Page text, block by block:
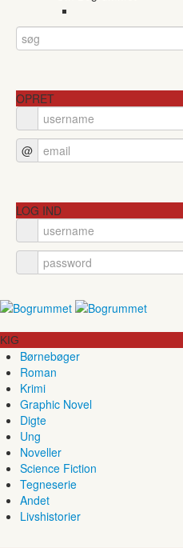
OPRET
@
LOG IND
KIG
Børnebøger
Roman
Krimi
Graphic Novel
Digte
Ung
Noveller
Science Fiction
Tegneserie
Andet
Livshistorier